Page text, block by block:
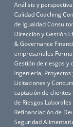
Análisis y
CalidadCoaching
de Igualdad
Dirección y Gestión
& Governance
empresariales
Gestión de riesgos y
Ingeniería, Proyectos
Licitaciones y
captación de clientes
de Riesgos Laborales
Refinanciación de
Seguridad